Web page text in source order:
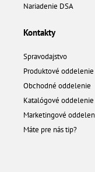
Nariadenie DSA
Kontakty
Spravodajstvo
Produktové oddelenie
Obchodné oddelenie
Katalógové oddelenie
Marketingové
Máte pre nás tip?